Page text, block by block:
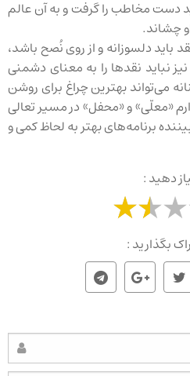
دست مخاطب را گرفت و به آن عالم
چشاند.
دلسوزانه و از روی نُصح باشد،
نباید نقدها را به معنای دشمنی
می‌تواند بهترین چراغ برای روشن
«معلّی» و «محفل» در مسیر تعالی
برنامه‌های بهتر به لحاظ کمی و
دهید :
بگذارید :